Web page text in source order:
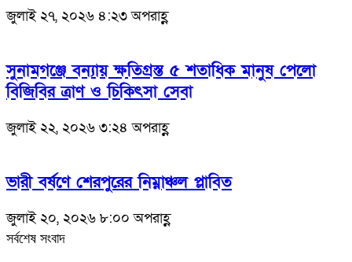
জুলাই ২৭, ২০২৬ ৪:২৩ অপরাহ্ণ
সুনামগঞ্জে বন্যায় ক্ষতিগ্রস্ত ৫ শতাধিক মানুষ পেলো
বিজিবির ত্রাণ ও চিকিৎসা সেবা
জুলাই ২২, ২০২৬ ৩:২৪ অপরাহ্ণ
ভারী বর্ষণে শেরপুরের নিম্নাঞ্চল প্লাবিত
জুলাই ২০, ২০২৬ ৮:০০ অপরাহ্ণ
সর্বশেষ সংবাদ